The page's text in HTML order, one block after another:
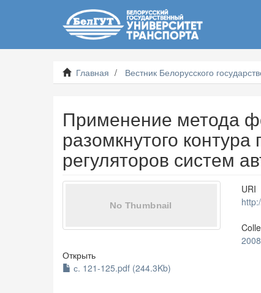
Главная Вестник Белорусского
Применение метода
разомкнутого
регуляторов систем
Открыть
с. 121-125.pdf (244.3Kb)
URI
2008